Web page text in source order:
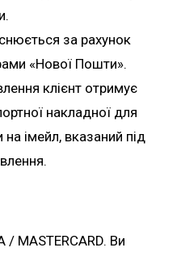
за рахунок
«Нової Пошти».
клієнт отримує
накладної для
на імейл, вказаний під
MASTERCARD. Ви